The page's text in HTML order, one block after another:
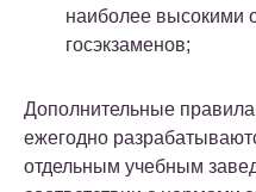
наиболее высокими
госэкзаменов;
Дополнительные
ежегодно
отдельным учебным